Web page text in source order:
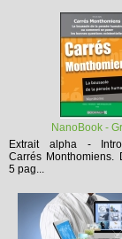
NanoBook -
Extrait alpha -
Carrés Monthomiens.
5 pag...